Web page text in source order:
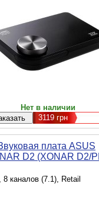
Нет в наличии
3119грн
плата ASUS
D2 (XONAR D2/
8 каналов (7.1), Retail